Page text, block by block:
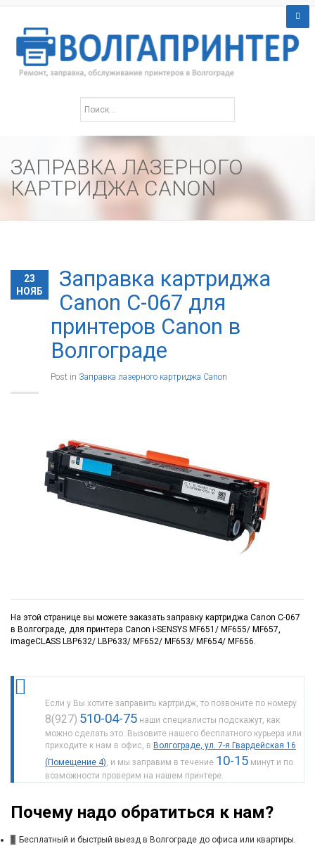
ЗАПРАВКА ЛАЗЕРНОГО
КАРТРИДЖА CANON
23
НОЯБ
Заправка картриджа
Canon C-067 для
принтеров Canon в
Волгограде
Post in Заправка лазерного картриджа Canon
На этой странице вы можете заказать заправку картриджа Canon C-067
в Волгограде, для принтера Canon i-SENSYS MF651/ MF655/ MF657,
imageCLASS LBP632/ LBP633/ MF652/ MF653/ MF654/ MF656.
Если у Вы хотите заправить картридж, то позвоните по номеру
8(927) 510-04-75 наши специалисты подскажут, как
можно сделать это. Вызовите нашего бесплатного курьера или
приходите к нам в офис, в Волгограде, ул. 7-я Гвардейская 16
(Помещение 4), и мы заправим в течение 10-15 минут и по
возможности проверим на нашем принтере.
Почему надо обратиться к нам?
1 Бесплатный и быстрый выезд в Волгограде до офиса или квартиры.